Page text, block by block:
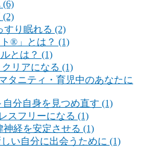
(6)
(2)
り眠れる (2)
®」とは？ (1)
とは？ (1)
リアになる (1)
タニティ・育児中のあなたに
分自身を見つめ直す (1)
スフリーになる (1)
経を安定させる (1)
い自分に出会うために (1)